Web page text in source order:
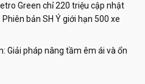
Green chỉ 220 triệu cập nhật
bản SH Ý giới hạn 500 xe
Giải pháp nâng tầm êm ái và ổn